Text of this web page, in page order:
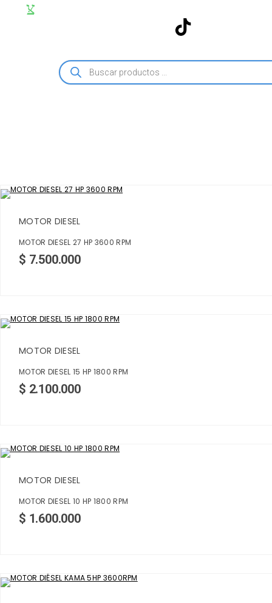
MOTOR DIESEL
MOTOR DIESEL 27 HP 3600 RPM
$ 7.500.000
MOTOR DIESEL
MOTOR DIESEL 15 HP 1800 RPM
$ 2.100.000
MOTOR DIESEL
MOTOR DIESEL 10 HP 1800 RPM
$ 1.600.000